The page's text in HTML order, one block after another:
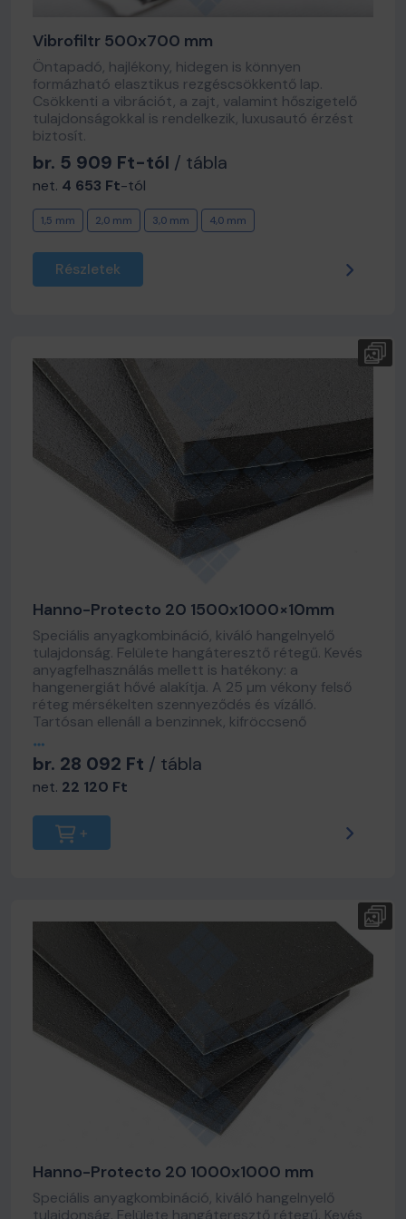
Vibrofiltr 500x700 mm
Öntapadó, hajlékony, hidegen is könnyen
formázható elasztikus rezgéscsökkentő lap.
Csökkenti a vibrációt, a zajt, valamint hőszigetelő
tulajdonságokkal is rendelkezik, luxusautó érzést
biztosít.
br. 5 909 Ft-tól / tábla
net. 4 653 Ft-tól
1,5 mm 2,0 mm 3,0 mm 4,0 mm
Részletek
Hanno-Protecto 20 1500x1000×10mm
Speciális anyagkombináció, kiváló hangelnyelő
tulajdonság. Felülete hangáteresztő rétegű. Kevés
anyagfelhasználás mellett is hatékony: a
hangenergiát hővé alakítja. A 25 µm vékony felső
réteg mérsékelten szennyeződés és vízálló.
Tartósan ellenáll a benzinnek, kifröccsenő
motorolajnak, tisztítása könnyű.
br. 28 092 Ft / tábla
net. 22 120 Ft
Hanno-Protecto 20 1000x1000 mm
Speciális anyagkombináció, kiváló hangelnyelő